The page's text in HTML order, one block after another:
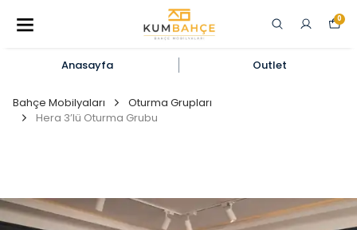
0
Anasayfa Outlet
Bahçe Mobilyaları
Oturma Grupları
Hera 3’lü Oturma Grubu